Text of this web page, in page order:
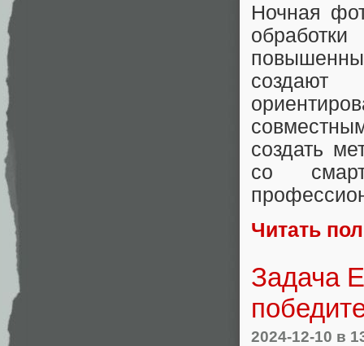
Ночная
создают
создать
со
Читать
Задача
2024-12-10 в